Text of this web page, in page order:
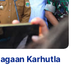
Karhutla